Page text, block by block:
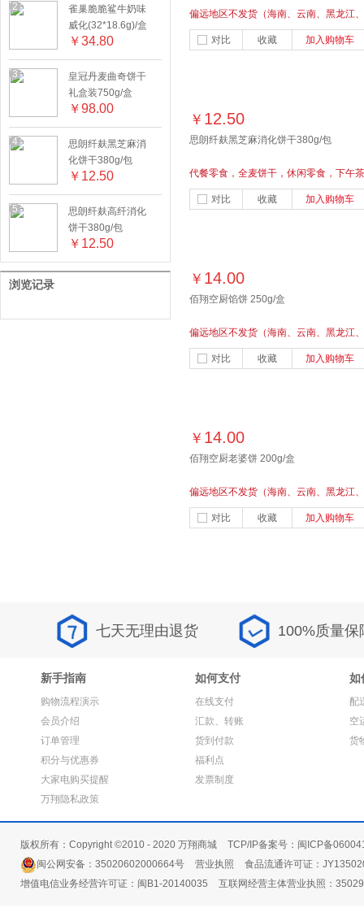
2
雀巢脆脆鲨牛奶味
威化(32*18.6g)/盒
￥34.80
3
皇冠丹麦曲奇饼干
礼盒装750g/盒
￥98.00
4
思朗纤麸黑芝麻消
化饼干380g/包
￥ 12.50
5
思朗纤麸高纤消化
饼干380g/包
￥ 12.50
浏览记录
偏远地区不发货（海南、云南、黑龙江、
甘肃、贵州、新疆、内蒙古、西藏）口感
酥香，甜而不腻，唇齿留香
对比 收藏 加入购物车
￥ 12.50
思朗纤麸黑芝麻消化饼干380g/包
代餐零食，全麦饼干，休闲零食，下午茶
点心
对比
收藏 加入购物车
￥ 14.00
佰翔空厨馅饼 250g/盒
偏远地区不发货（海南、云南、黑龙江、
甘肃、贵州、新疆、内蒙古、西藏）香甜
酥脆，口味独特
对比 收藏 加入购物车
￥ 14.00
佰翔空厨老婆饼 200g/盒
偏远地区不发货（海南、云南、黑龙江、
甘肃、贵州、新疆、内蒙古、西藏）酥松
化渣，滋润软滑
对比 收藏 加入购物车
七天无理由退货 100%质量保
新手指南
购物流程演示
会员介绍
订单管理
积分与优惠券
大家电购买提醒
万翔隐私政策
如何支付
在线支付
汇款、转账
货到付款
福利点
发票制度
如
配
空
货
版权所有：Copyright ©2010 - 2020 万翔商城
TCP/IP备案号：闽ICP备
闽公网安备：35020602000664号
营业执照
食品流通许可证：
增值电信业务经营许可证：闽B1-20140035
互联网经营主体营业执照：